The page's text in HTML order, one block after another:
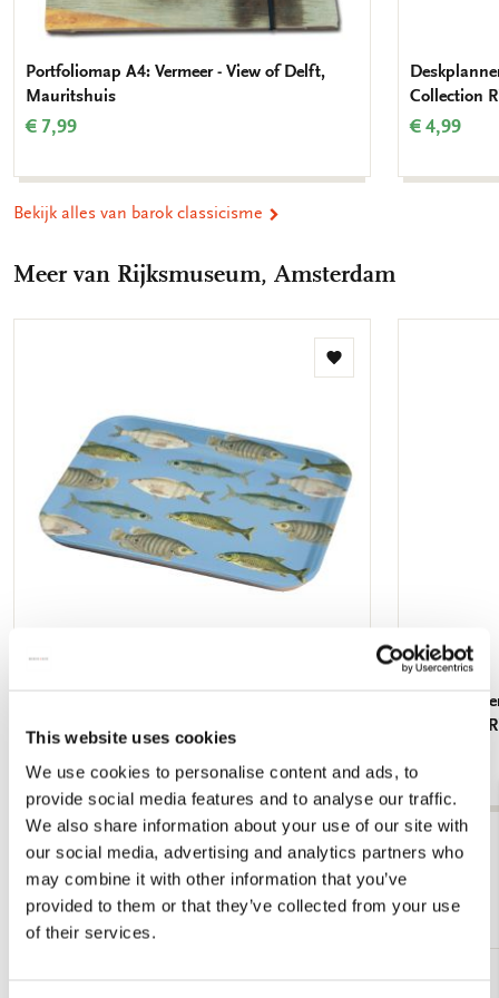
This website uses cookies
We use cookies to personalise content and ads, to
provide social media features and to analyse our traffic.
We also share information about your use of our site with
our social media, advertising and analytics partners who
may combine it with other information that you’ve
provided to them or that they’ve collected from your use
of their services.
Portfoliomap A4: Vermeer - View of Delft,
Mauritshuis
€ 7,99
Collection
€ 4,99
Bekijk alles van barok classicisme
Meer van Rijksmuseum, Amsterdam
Toevoegen
Collection
Bekijk alles van Rijksmuseum, Amsterdam
Meer van Back to School